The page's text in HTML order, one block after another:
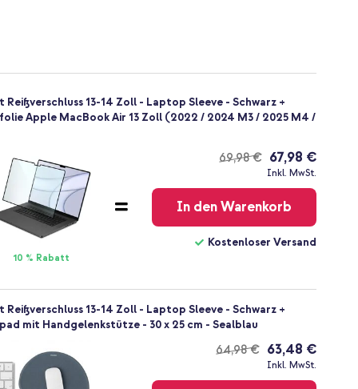
13-14 Zoll - Laptop Sleeve - Schwarz +
Apple MacBook Air 13 Zoll (2022 / 2024 M3 / 2025 M4 /
10 % Rabatt
69,98 €
Kostenloser
67,98 €
Inkl. MwSt.
In den Warenkorb
Kostenloser Versand
13-14 Zoll - Laptop Sleeve - Schwarz +
mit Handgelenkstütze - 30 x 25 cm - Sealblau
64,98 €
Kostenloser
63,48 €
Inkl. MwSt.